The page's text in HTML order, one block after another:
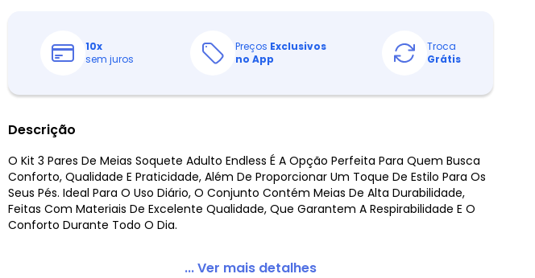
10x
sem juros
Preços Exclusivos
no App
Troca
Grátis
Descrição
O Kit 3 Pares De Meias Soquete Adulto Endless É A Opção Perfeita Para Quem Busca
Conforto, Qualidade E Praticidade, Além De Proporcionar Um Toque De Estilo Para Os
Seus Pés. Ideal Para O Uso Diário, O Conjunto Contém Meias De Alta Durabilidade,
Feitas Com Materiais De Excelente Qualidade, Que Garantem A Respirabilidade E O
Conforto Durante Todo O Dia.
... Ver mais detalhes